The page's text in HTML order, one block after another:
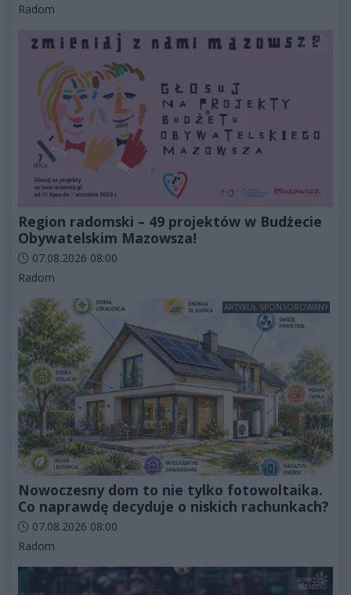
Kategorie artykułu:
Radom
Region radomski – 49 projektów w Budżecie
Obywatelskim Mazowsza!
Data dodania artykułu:
07.08.2026 08:00
Kategorie artykułu:
Radom
ARTYKUŁ SPONSOROWANY
Nowoczesny dom to nie tylko fotowoltaika.
Co naprawdę decyduje o niskich rachunkach?
Data dodania artykułu:
07.08.2026 08:00
Kategorie artykułu:
Radom